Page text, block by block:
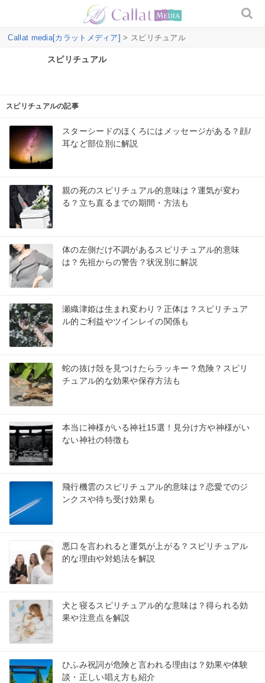
Callat media[カラットメディア] > スピリチュアル
スピリチュアル
スピリチュアルの記事
スターシードのほくろにはメッセージがある？顔/
耳など部位別に解説
親の死のスピリチュアル的意味は？運気が変わ
る？立ち直るまでの期間・方法も
体の左側だけ不調があるスピリチュアル的意味
は？先祖からの警告？状況別に解説
瀬織津姫は生まれ変わり？正体は？スピリチュア
ル的ご利益やツインレイの関係も
蛇の抜け殻を見つけたらラッキー？危険？スピリ
チュアル的な効果や保存方法も
本当に神様がいる神社15選！見分け方や神様がい
ない神社の特徴も
飛行機雲のスピリチュアル的意味は？恋愛でのジ
ンクスや待ち受け効果も
悪口を言われると運気が上がる？スピリチュアル
的な理由や対処法を解説
犬と寝るスピリチュアル的な意味は？得られる効
果や注意点を解説
ひふみ祝詞が危険と言われる理由は？効果や体験
談・正しい唱え方も紹介